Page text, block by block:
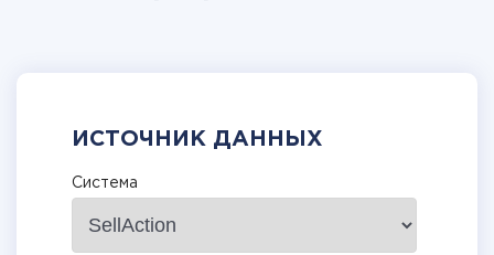
ИСТОЧНИК ДАННЫХ
Система